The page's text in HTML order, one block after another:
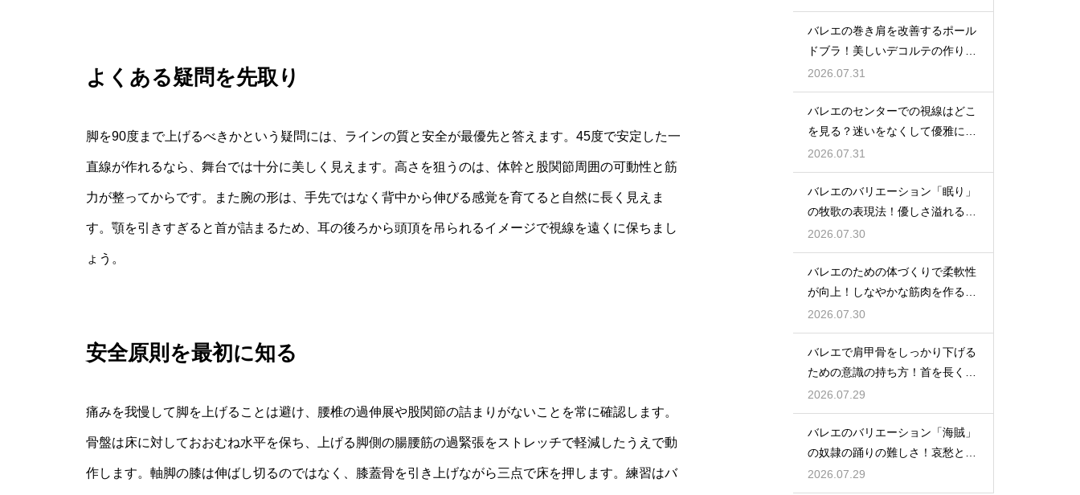
よくある疑問を先取り
脚を90度まで上げるべきかという疑問には、ラインの質と安全が最優先と答えます。45度で安定した一
直線が作れるなら、舞台では十分に美しく見えます。高さを狙うのは、体幹と股関節周囲の可動性と筋
力が整ってからです。また腕の形は、手先ではなく背中から伸びる感覚を育てると自然に長く見えま
す。顎を引きすぎると首が詰まるため、耳の後ろから頭頂を吊られるイメージで視線を遠くに保ちまし
ょう。
安全原則を最初に知る
痛みを我慢して脚を上げることは避け、腰椎の過伸展や股関節の詰まりがないことを常に確認します。
骨盤は床に対しておおむね水平を保ち、上げる脚側の腸腰筋の過緊張をストレッチで軽減したうえで動
作します。軸脚の膝は伸ばし切るのではなく、膝蓋骨を引き上げながら三点で床を押します。練習はバ
バレエの巻き肩を改善するポール
ドブラ！美しいデコルテの作り方
とは
2026.07.31
バレエのセンターでの視線はどこ
を見る？迷いをなくして優雅に踊
る
2026.07.31
バレエのバリエーション「眠り」
の牧歌の表現法！優しさ溢れる踊
り
2026.07.30
バレエのための体づくりで柔軟性
が向上！しなやかな筋肉を作る毎
日の新習慣
2026.07.30
バレエで肩甲骨をしっかり下げる
ための意識の持ち方！首を長く見
せる
2026.07.29
バレエのバリエーション「海賊」
の奴隷の踊りの難しさ！哀愁とテ
クニック
2026.07.29